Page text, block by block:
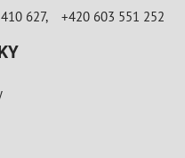
410 627, +420 603 551 252